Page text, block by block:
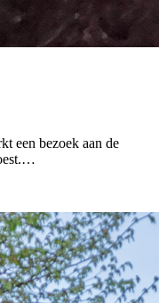
een bezoek aan de